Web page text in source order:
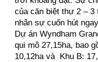
của căn biệt thự 2 – 3
nhân sự cuốn hút
Dự án Wyndham
qui mô 27,15ha, bao
10,12ha và  Khu B: